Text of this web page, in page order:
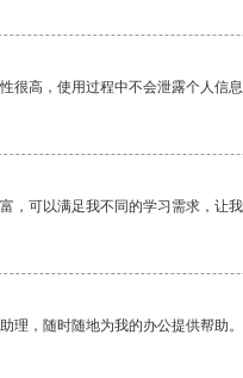
很高，使用过程中不会泄露个人信息
，可以满足我不同的学习需求，让
理，随时随地为我的办公提供帮助。